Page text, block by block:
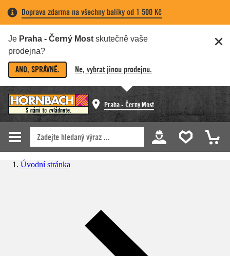
Doprava zdarma na všechny balíky od 1 500 Kč
Je Praha - Černý Most skutečně vaše
prodejna?
ANO, SPRÁVNĚ. Ne, vybrat jinou prodejnu.
Praha - Černý Most
Úvodní stránka